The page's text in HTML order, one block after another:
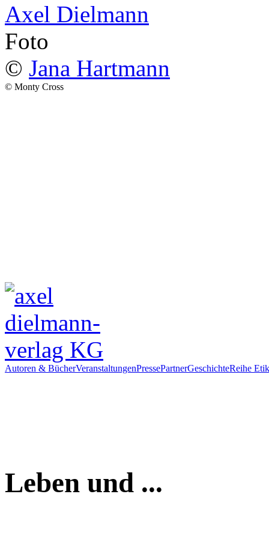
Axel Dielmann
Foto
© Jana Hartmann
© Monty Cross
Autoren & BücherVeranstaltungenPressePartnerGeschichteReihe
Leben und ...